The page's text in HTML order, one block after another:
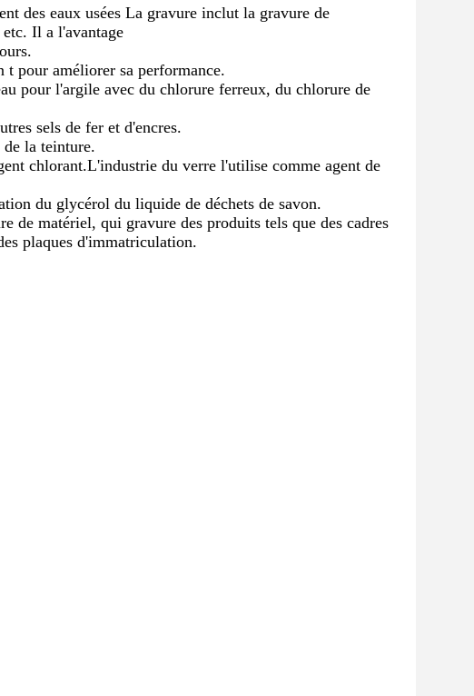
des eaux usées La gravure inclut la gravure de
Il a l'avantage
pour améliorer sa performance.
pour l'argile avec du chlorure ferreux, du chlorure de
sels de fer et d'encres.
la teinture.
chlorant.L'industrie du verre l'utilise comme agent de
du glycérol du liquide de déchets de savon.
de matériel, qui gravure des produits tels que des cadres
plaques d'immatriculation.